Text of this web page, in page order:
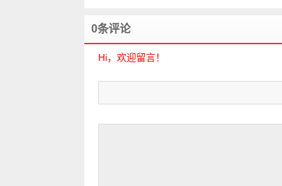
0条评论
Hi，欢迎留言！